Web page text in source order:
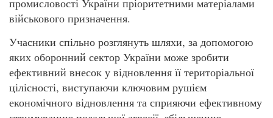
промисловості України пріоритетними матеріалами
військового призначення.
Учасники спільно розглянуть шляхи, за допомогою
яких оборонний сектор України може зробити
ефективний внесок у відновлення її територіальної
цілісності, виступаючи ключовим рушієм
економічного відновлення та сприяючи ефективному